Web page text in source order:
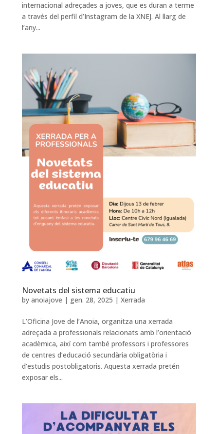
internacional adreçades a joves, que es duran a terme
a través del perfil d’Instagram de la XNEJ. Al llarg de
l’any...
Novetats del sistema educatiu
by anoiajove | gen. 28, 2025 | Xerrada
L’Oficina Jove de l’Anoia, organitza una xerrada
adreçada a professionals relacionats amb l’orientació
acadèmica, així com també professors i professores
de centres d’educació secundària obligatòria i
d’estudis postobligatoris. Aquesta xerrada pretén
exposar els...